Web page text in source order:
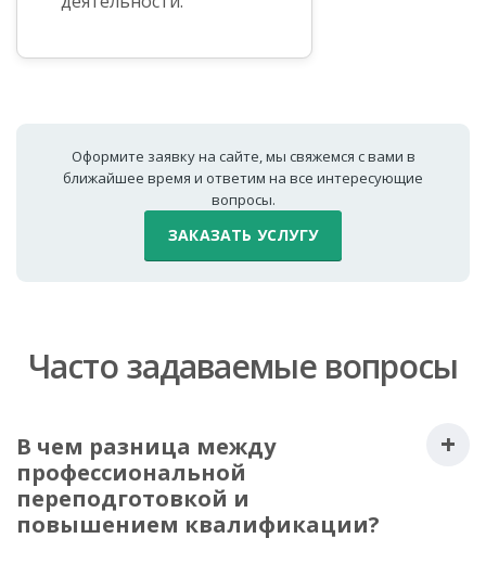
ЗАКАЗАТЬ УСЛУГУ
Оформите заявку на сайте, мы свяжемся с вами в
ближайшее время и ответим на все интересующие
вопросы.
Часто задаваемые вопросы
В чем разница между
профессиональной
переподготовкой и
повышением квалификации?